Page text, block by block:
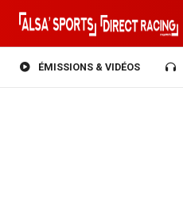
ÉMISSIONS & VIDÉOS